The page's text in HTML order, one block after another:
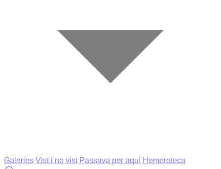
Galeries Vist i no vist Passava per aquí Hemeroteca